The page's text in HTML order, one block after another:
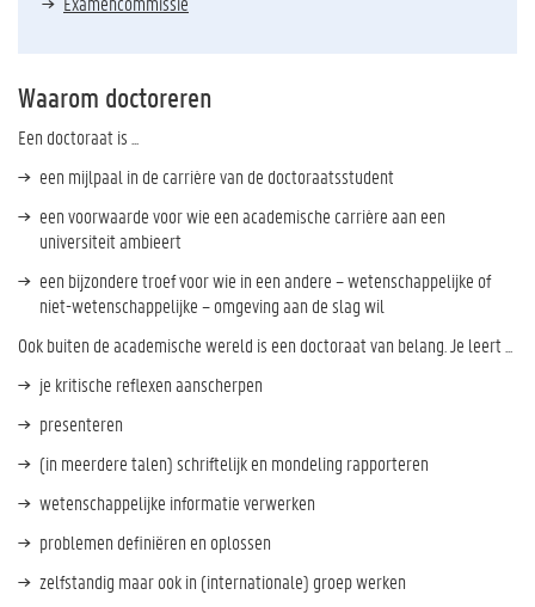
Waarom doctoreren
Een doctoraat is ...
een mijlpaal in de carrière van de doctoraatsstudent
een voorwaarde voor wie een academische carrière aan een
universiteit ambieert
een bijzondere troef voor wie in een andere – wetenschappelijke of
niet-wetenschappelijke – omgeving aan de slag wil
Ook buiten de academische wereld is een doctoraat van belang. Je leert ...
je kritische reflexen aanscherpen
presenteren
(in meerdere talen) schriftelijk en mondeling rapporteren
wetenschappelijke informatie verwerken
problemen definiëren en oplossen
zelfstandig maar ook in (internationale) groep werken